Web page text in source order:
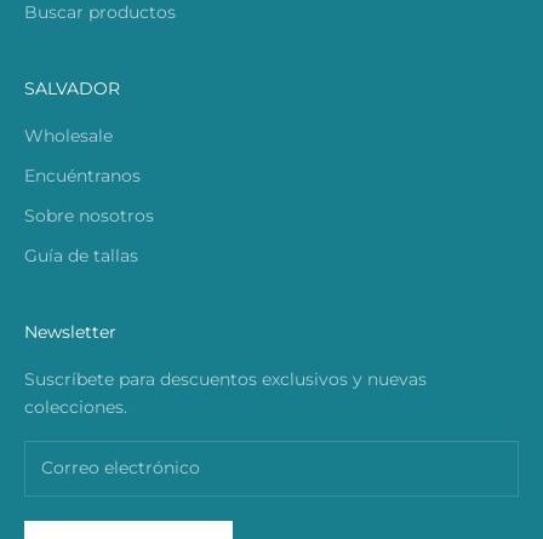
Buscar productos
SALVADOR
Wholesale
Encuéntranos
Sobre nosotros
Guía de tallas
Newsletter
Suscríbete para descuentos exclusivos y nuevas
colecciones.